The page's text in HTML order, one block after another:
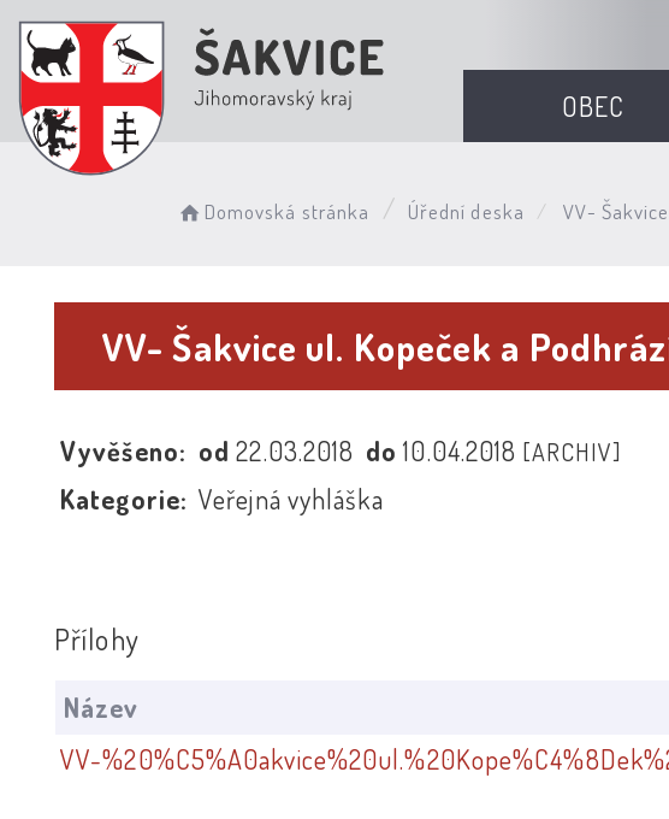
OBEC
Domovská stránka Úřední deska VV-
VV- Šakvice ul. Kopeček a
Vyvěšeno: od22.03.2018 do10.04.2018 [ARCHIV]
Kategorie: Veřejná vyhláška
Přílohy
Název
VV-